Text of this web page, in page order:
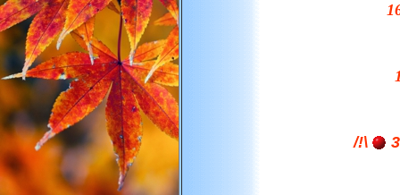
/!\